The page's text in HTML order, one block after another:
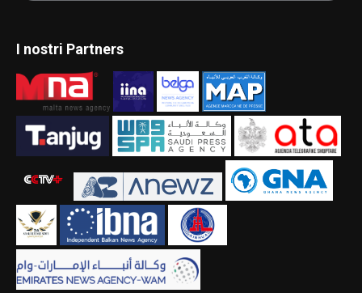
I nostri Partners